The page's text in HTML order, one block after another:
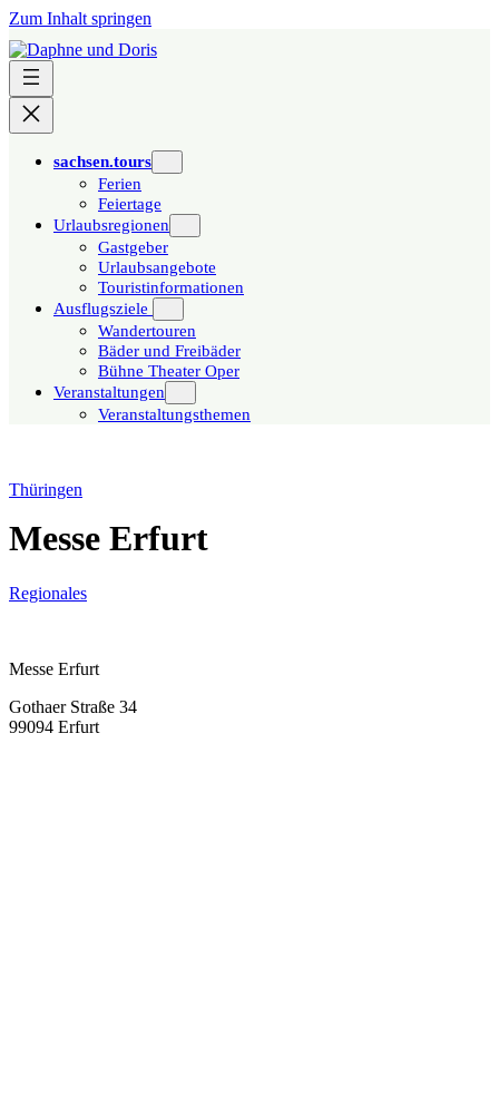
Zum Inhalt springen
sachsen.tours
Ferien
Feiertage
Urlaubsregionen
Gastgeber
Urlaubsangebote
Touristinformationen
Ausflugsziele
Wandertouren
Bäder und Freibäder
Bühne Theater Oper
Veranstaltungen
Veranstaltungsthemen
Thüringen
Messe Erfurt
Regionales
Messe Erfurt
Gothaer Straße 34
99094 Erfurt